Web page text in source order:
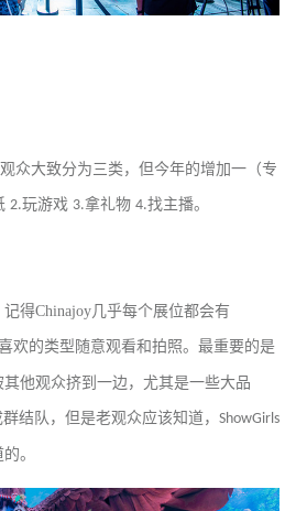
众大致分为三类，但今年的增加一（专
2.玩游戏 3.拿礼物 4.找主播。
记得Chinajoy几乎每个展位都会有
欢的类型随意观看和拍照。最重要的是
他观众挤到一边，尤其是一些大品
结队，但是老观众应该知道， ShowGirls
。